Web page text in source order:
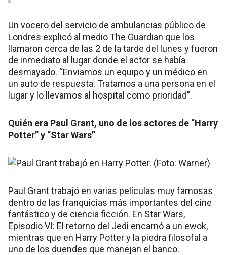
Un vocero del servicio de ambulancias público de
Londres explicó al medio The Guardian que los
llamaron cerca de las 2 de la tarde del lunes y fueron
de inmediato al lugar donde el actor se había
desmayado. “Enviamos un equipo y un médico en
un auto de respuesta. Tratamos a una persona en el
lugar y lo llevamos al hospital como prioridad”.
Quién era Paul Grant, uno de los actores de “Harry
Potter” y “Star Wars”
Paul Grant trabajó en varias películas muy famosas
dentro de las franquicias más importantes del cine
fantástico y de ciencia ficción. En Star Wars,
Episodio VI: El retorno del Jedi encarnó a un ewok,
mientras que en Harry Potter y la piedra filosofal a
uno de los duendes que manejan el banco.